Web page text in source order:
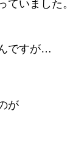
ていました。
ですが…
が